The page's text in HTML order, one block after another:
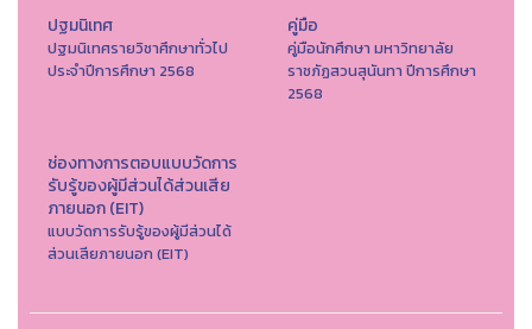
ปฐมนิเทศ
ปฐมนิเทศรายวิชาศึกษาทั่วไป
ประจำปีการศึกษา 2568
คู่มือ
คู่มือนักศึกษา มหาวิทยาลัย
ราชภัฏสวนสุนันทา ปีการศึกษา
2568
ช่องทางการตอบแบบวัดการ
รับรู้ของผู้มีส่วนได้ส่วนเสีย
ภายนอก (EIT)
แบบวัดการรับรู้ของผู้มีส่วนได้
ส่วนเสียภายนอก (EIT)